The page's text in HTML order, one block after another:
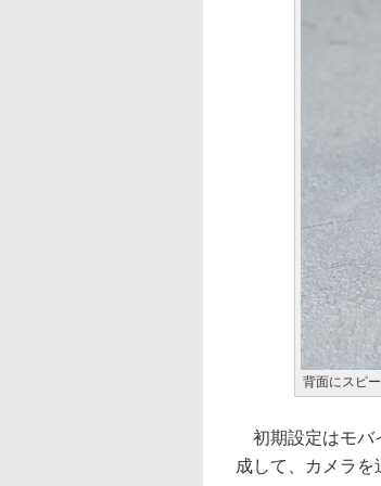
背面にスピ
初期設定はモバ
成して、カメラ